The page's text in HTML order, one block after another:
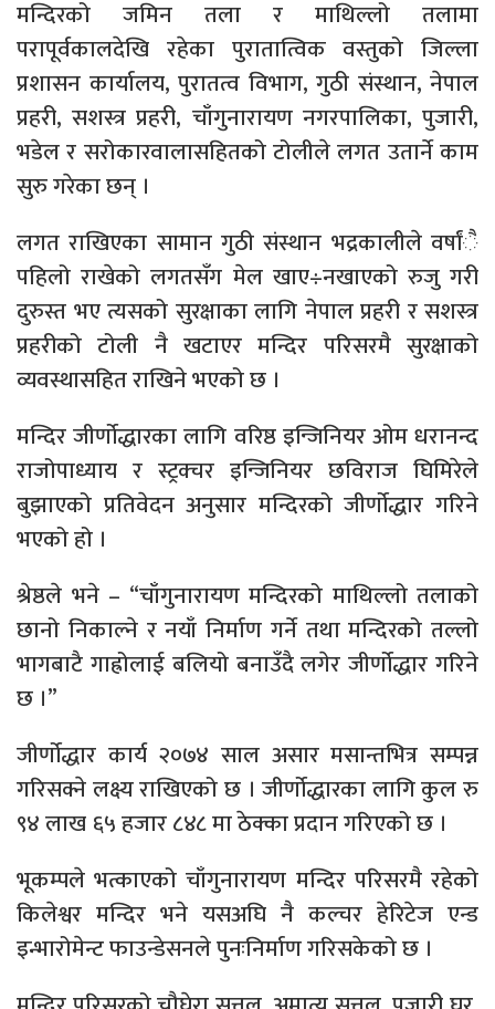
मन्दिरको जमिन तला र माथिल्लो तलामा
परापूर्वकालदेखि रहेका पुरातात्विक वस्तुको जिल्ला
प्रशासन कार्यालय, पुरातत्व विभाग, गुठी संस्थान, नेपाल
प्रहरी, सशस्त्र प्रहरी, चाँगुनारायण नगरपालिका, पुजारी,
भडेल र सरोकारवालासहितको टोलीले लगत उतार्ने काम
सुरु गरेका छन् ।
लगत राखिएका सामान गुठी संस्थान भद्रकालीले वर्षांै
पहिलो राखेको लगतसँग मेल खाए÷नखाएको रुजु गरी
दुरुस्त भए त्यसको सुरक्षाका लागि नेपाल प्रहरी र सशस्त्र
प्रहरीको टोली नै खटाएर मन्दिर परिसरमै सुरक्षाको
व्यवस्थासहित राखिने भएको छ ।
मन्दिर जीर्णोद्धारका लागि वरिष्ठ इन्जिनियर ओम धरानन्द
राजोपाध्याय र स्ट्रक्चर इन्जिनियर छविराज घिमिरेले
बुझाएको प्रतिवेदन अनुसार मन्दिरको जीर्णोद्धार गरिने
भएको हो ।
श्रेष्ठले भने – “चाँगुनारायण मन्दिरको माथिल्लो तलाको
छानो निकाल्ने र नयाँ निर्माण गर्ने तथा मन्दिरको तल्लो
भागबाटै गाह्रोलाई बलियो बनाउँदै लगेर जीर्णोद्धार गरिने
छ ।”
जीर्णोद्धार कार्य २०७४ साल असार मसान्तभित्र सम्पन्न
गरिसक्ने लक्ष्य राखिएको छ । जीर्णोद्धारका लागि कुल रु
९४ लाख ६५ हजार ८४८ मा ठेक्का प्रदान गरिएको छ ।
भूकम्पले भत्काएको चाँगुनारायण मन्दिर परिसरमै रहेको
किलेश्वर मन्दिर भने यसअघि नै कल्चर हेरिटेज एन्ड
इन्भारोमेन्ट फाउन्डेसनले पुनःनिर्माण गरिसकेको छ ।